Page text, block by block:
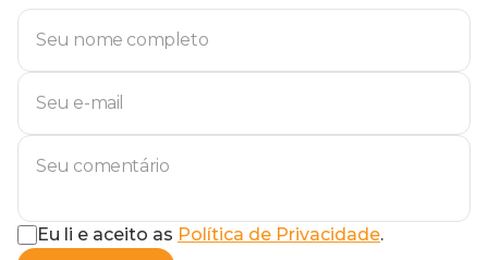
Eu li e aceito as Política de Privacidade.